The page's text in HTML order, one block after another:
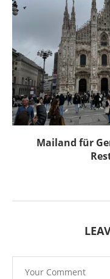
Mailand für